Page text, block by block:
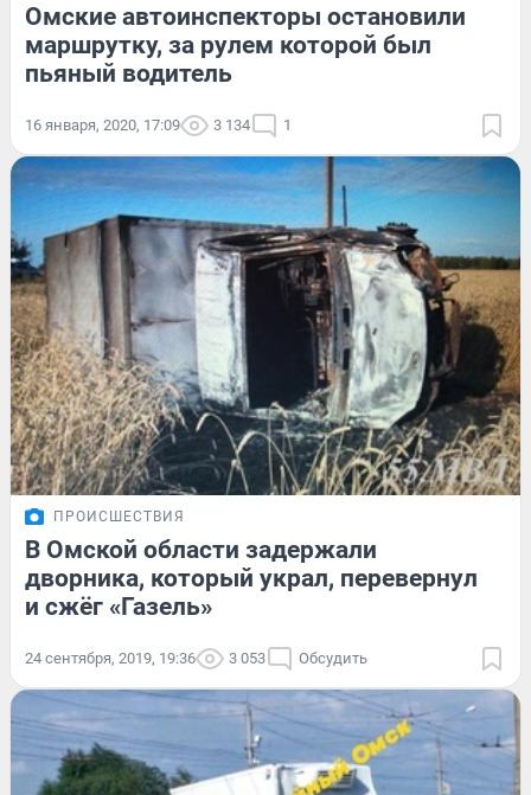
Омские автоинспекторы остановили
маршрутку, за рулем которой был
пьяный водитель
16 января, 2020, 17:09 3 134 1
ПРОИСШЕСТВИЯ
В Омской области задержали
дворника, который украл, перевернул
и сжёг «Газель»
24 сентября, 2019, 19:36 3 053 Обсудить